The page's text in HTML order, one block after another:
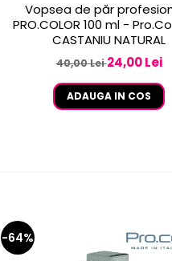
Vopsea de păr
PRO.COLOR 100 ml -
CASTANIU NATURAL
40,00 Lei24,00 Lei
ADAUGA IN COS
-64%